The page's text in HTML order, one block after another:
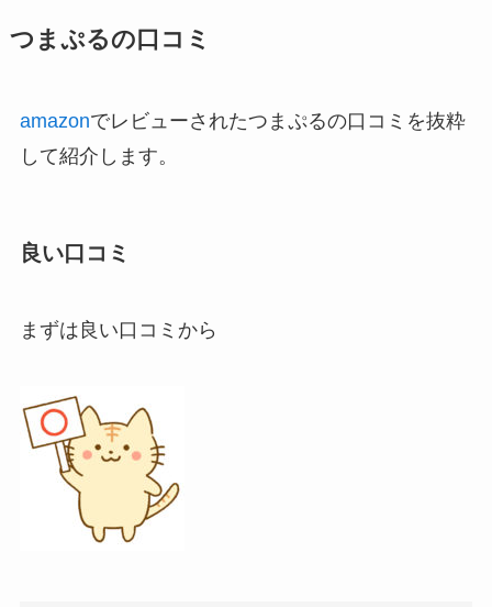
つまぷるの口コミ
amazonでレビューされたつまぷるの口コミを抜粋
して紹介します。
良い口コミ
まずは良い口コミから